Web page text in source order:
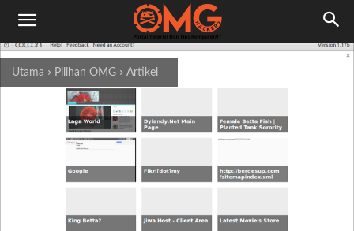
Utama Pilihan OMG Artikel